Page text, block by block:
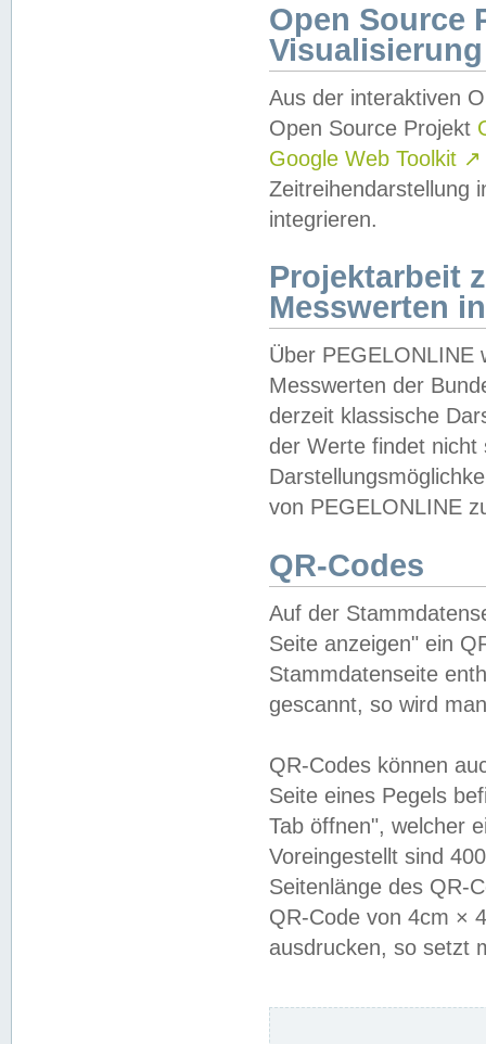
Open Source
Visualisierung
Aus der interaktiven
Open Source Projekt
Google Web Toolkit ↗
Zeitreihendarstellung
integrieren.
Projektarbeit
Messwerten
Über PEGELONLINE
Messwerten der
derzeit klassische
der Werte findet
von PEGELONLINE
QR-Codes
Auf der
Seite anzeigen" ein
Stammdatenseite
gescannt, so wird
QR-Codes können
Seite eines Pegels
Tab öffnen", welcher
Voreingestellt sind
Seitenlänge des QR-
QR-Code von 4cm ×
ausdrucken, so setzt